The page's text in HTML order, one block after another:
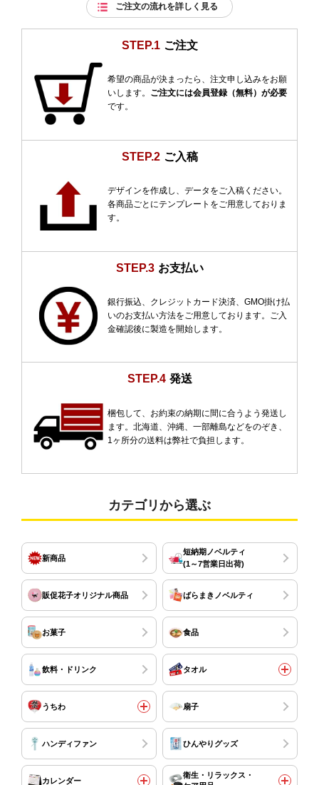
ご注文の流れを詳しく見る
STEP.1 ご注文
希望の商品が決まったら、注文申し込みをお願
いします。 ご注文には会員登録（無料）が必要
です。
STEP.2 ご入稿
デザインを作成し、データをご入稿ください。
各商品ごとにテンプレートをご用意しておりま
す。
STEP.3 お支払い
銀行振込、クレジットカード決済、GMO掛け払
いのお支払い方法をご用意しております。ご入
金確認後に製造を開始します。
STEP.4 発送
梱包して、お約束の納期に間に合うよう発送し
ます。北海道、沖縄、一部離島などをのぞき、
1ヶ所分の送料は弊社で負担します。
カテゴリから選ぶ
新商品
短納期ノベルティ
(1～7営業日出荷)
販促花子オリジナル商品 ばらまきノベルティ
お菓子 食品
飲料・ドリンク タオル
うちわ 扇子
ハンディファン ひんやりグッズ
カレンダー
衛生・リラックス・